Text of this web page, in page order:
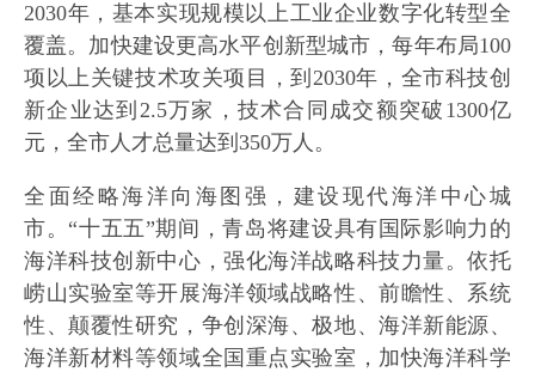
2030年，基本实现规模以上工业企业数字化转型全
覆盖。加快建设更高水平创新型城市，每年布局100
项以上关键技术攻关项目，到2030年，全市科技创
新企业达到2.5万家，技术合同成交额突破1300亿
元，全市人才总量达到350万人。
全面经略海洋向海图强，建设现代海洋中心城
市。“十五五”期间，青岛将建设具有国际影响力的
海洋科技创新中心，强化海洋战略科技力量。依托
崂山实验室等开展海洋领域战略性、前瞻性、系统
性、颠覆性研究，争创深海、极地、海洋新能源、
海洋新材料等领域全国重点实验室，加快海洋科学